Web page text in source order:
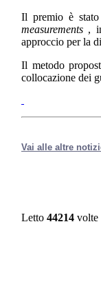
Il premio è
measurements ,
approccio per la
Il metodo
collocazione dei
Vai alle altre
Letto 44214 volte